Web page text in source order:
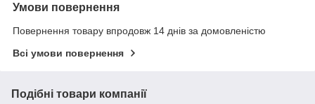
Умови повернення
Повернення товару впродовж 14 днів за домовленістю
Всі умови повернення
Подібні товари компанії